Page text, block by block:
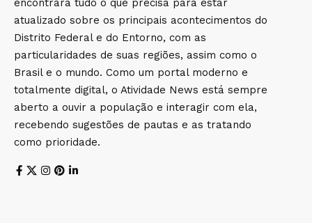
encontrará tudo o que precisa para estar
atualizado sobre os principais acontecimentos do
Distrito Federal e do Entorno, com as
particularidades de suas regiões, assim como o
Brasil e o mundo. Como um portal moderno e
totalmente digital, o Atividade News está sempre
aberto a ouvir a população e interagir com ela,
recebendo sugestões de pautas e as tratando
como prioridade.